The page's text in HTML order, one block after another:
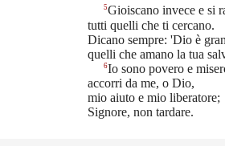
5Gioiscano invece e si
tutti quelli che ti cercano.
Dicano sempre: 'Dio è
quelli che amano la tua
6Io sono povero e
accorri da me, o Dio,
mio aiuto e mio liberatore;
Signore, non tardare.